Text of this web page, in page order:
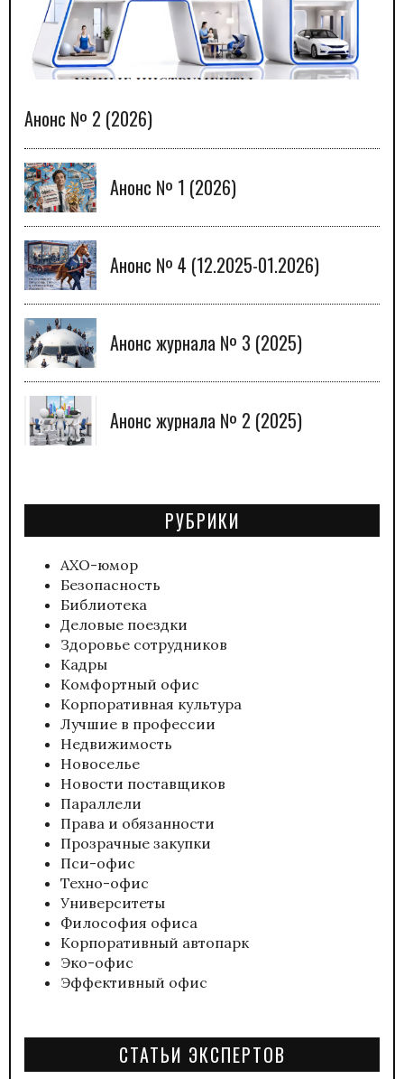
Анонс № 2 (2026)
Анонс № 1 (2026)
Анонс № 4 (12.2025-01.2026)
Анонс журнала № 3 (2025)
Анонс журнала № 2 (2025)
РУБРИКИ
АХО-юмор
Безопасность
Библиотека
Деловые поездки
Здоровье сотрудников
Кадры
Комфортный офис
Корпоративная культура
Лучшие в профессии
Недвижимость
Новоселье
Новости поставщиков
Параллели
Права и обязанности
Прозрачные закупки
Пси-офис
Техно-офис
Университеты
Философия офиса
Корпоративный автопарк
Эко-офис
Эффективный офис
СТАТЬИ ЭКСПЕРТОВ